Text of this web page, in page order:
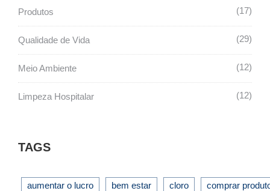
Produtos 17
Qualidade de Vida 29
Meio Ambiente 12
Limpeza Hospitalar 12
TAGS
aumentar o lucro bem estar cloro comprar